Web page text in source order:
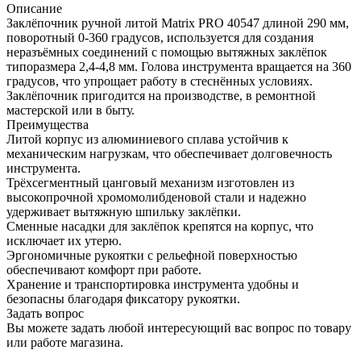
Описание
Заклёпочник ручной литой Matrix PRO 40547 длиной 290 мм,
поворотный 0-360 градусов, используется для создания
неразъёмных соединений с помощью вытяжных заклёпок
типоразмера 2,4-4,8 мм. Голова инструмента вращается на 360
градусов, что упрощает работу в стеснённых условиях.
Заклёпочник пригодится на производстве, в ремонтной
мастерской или в быту.
Преимущества
Литой корпус из алюминиевого сплава устойчив к
механическим нагрузкам, что обеспечивает долговечность
инструмента.
Трёхсегментный цанговый механизм изготовлен из
высокопрочной хромомолибденовой стали и надежно
удерживает вытяжную шпильку заклёпки.
Сменные насадки для заклёпок крепятся на корпус, что
исключает их утерю.
Эргономичные рукоятки с рельефной поверхностью
обеспечивают комфорт при работе.
Хранение и транспортировка инструмента удобны и
безопасны благодаря фиксатору рукоятки.
Задать вопрос
Вы можете задать любой интересующий вас вопрос по товару
или работе магазина.